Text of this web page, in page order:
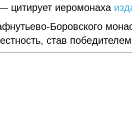
цитирует иеромонаха
Боровского
став